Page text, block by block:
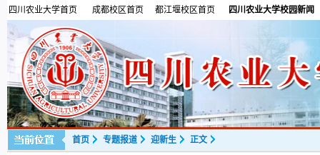
四川农业大学首页 成都校区首页 都江堰校区首页 四川农业大学校园新闻
首页 专题报道 迎新生 正文